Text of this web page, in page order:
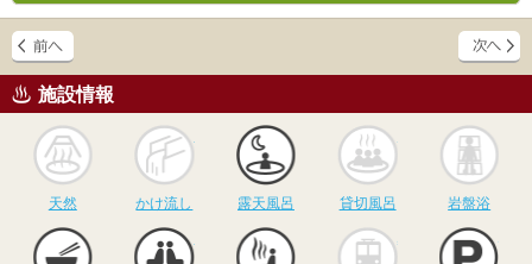
施設情報
天然
かけ流し
かけ流し
露天風呂
露天風呂
貸切風呂
貸切風呂 岩盤浴
サウナ